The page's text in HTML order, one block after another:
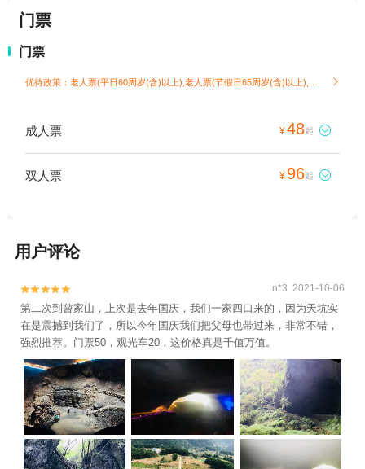
门票
门票

成人票 ¥48起 
双人票 ¥ 96起 
用户评论

 n*3 2021-10-06
第二次到曾家山，上次是去年国庆，我们一家四口来的，因为天坑实
在是震撼到我们了，所以今年国庆我们把父母也带过来，非常不错，
强烈推荐。门票50，观光车20，这价格真是千值万值。